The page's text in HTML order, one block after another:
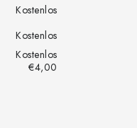
Kostenlos
Kostenlos
Kostenlos
€4,00